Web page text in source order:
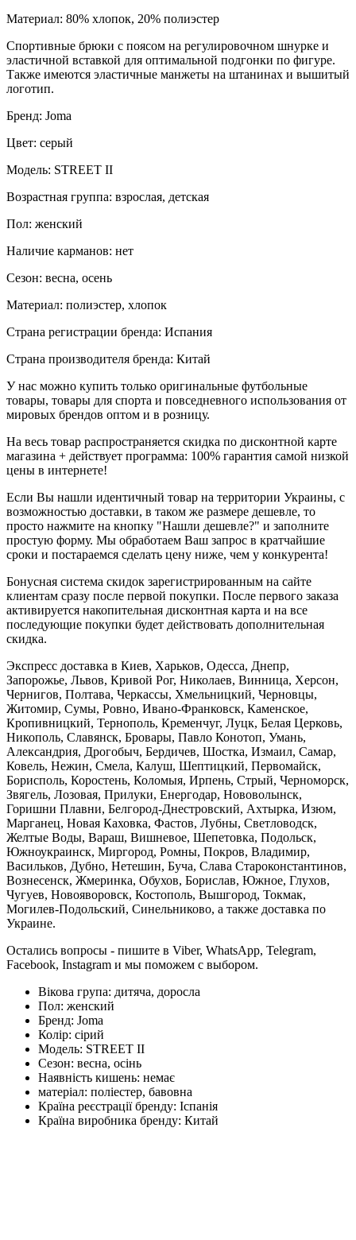
Материал: 80% хлопок, 20% полиэстер
Спортивные брюки с поясом на регулировочном шнурке и
эластичной вставкой для оптимальной подгонки по фигуре.
Также имеются эластичные манжеты на штанинах и вышитый
логотип.
Бренд: Joma
Цвет: серый
Модель: STREET II
Возрастная группа: взрослая, детская
Пол: женский
Наличие карманов: нет
Сезон: весна, осень
Материал: полиэстер, хлопок
Страна регистрации бренда: Испания
Страна производителя бренда: Китай
У нас можно купить только оригинальные футбольные
товары, товары для спорта и повседневного использования от
мировых брендов оптом и в розницу.
На весь товар распространяется скидка по дисконтной карте
магазина + действует программа: 100% гарантия самой низкой
цены в интернете!
Если Вы нашли идентичный товар на территории Украины, с
возможностью доставки, в таком же размере дешевле, то
просто нажмите на кнопку "Нашли дешевле?" и заполните
простую форму. Мы обработаем Ваш запрос в кратчайшие
сроки и постараемся сделать цену ниже, чем у конкурента!
Бонусная система скидок зарегистрированным на сайте
клиентам сразу после первой покупки. После первого заказа
активируется накопительная дисконтная карта и на все
последующие покупки будет действовать дополнительная
скидка.
Экспресс доставка в Киев, Харьков, Одесса, Днепр,
Запорожье, Львов, Кривой Рог, Николаев, Винница, Херсон,
Чернигов, Полтава, Черкассы, Хмельницкий, Черновцы,
Житомир, Сумы, Ровно, Ивано-Франковск, Каменское,
Кропивницкий, Тернополь, Кременчуг, Луцк, Белая Церковь,
Никополь, Славянск, Бровары, Павло Конотоп, Умань,
Александрия, Дрогобыч, Бердичев, Шостка, Измаил, Самар,
Ковель, Нежин, Смела, Калуш, Шептицкий, Первомайск,
Борисполь, Коростень, Коломыя, Ирпень, Стрый, Черноморск,
Звягель, Лозовая, Прилуки, Енергодар, Нововолынск,
Горишни Плавни, Белгород-Днестровский, Ахтырка, Изюм,
Марганец, Новая Каховка, Фастов, Лубны, Светловодск,
Желтые Воды, Вараш, Вишневое, Шепетовка, Подольск,
Южноукраинск, Миргород, Ромны, Покров, Владимир,
Васильков, Дубно, Нетешин, Буча, Слава Староконстантинов,
Вознесенск, Жмеринка, Обухов, Борислав, Южное, Глухов,
Чугуев, Новояворовск, Костополь, Вышгород, Токмак,
Могилев-Подольский, Синельниково, а также доставка по
Украине.
Остались вопросы - пишите в Viber, WhatsApp, Telegram,
Facebook, Instagram и мы поможем с выбором.
Вікова група: дитяча, доросла
Пол: женский
Бренд: Joma
Колір: сірий
Модель: STREET II
Сезон: весна, осінь
Наявність кишень: немає
матеріал: поліестер, бавовна
Країна реєстрації бренду: Іспанія
Країна виробника бренду: Китай